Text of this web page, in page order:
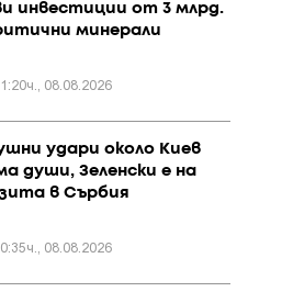
инвестиции от 3 млрд.
минерали
08.08.2026
удари около Киев
души, Зеленски е на
в Сърбия
08.08.2026